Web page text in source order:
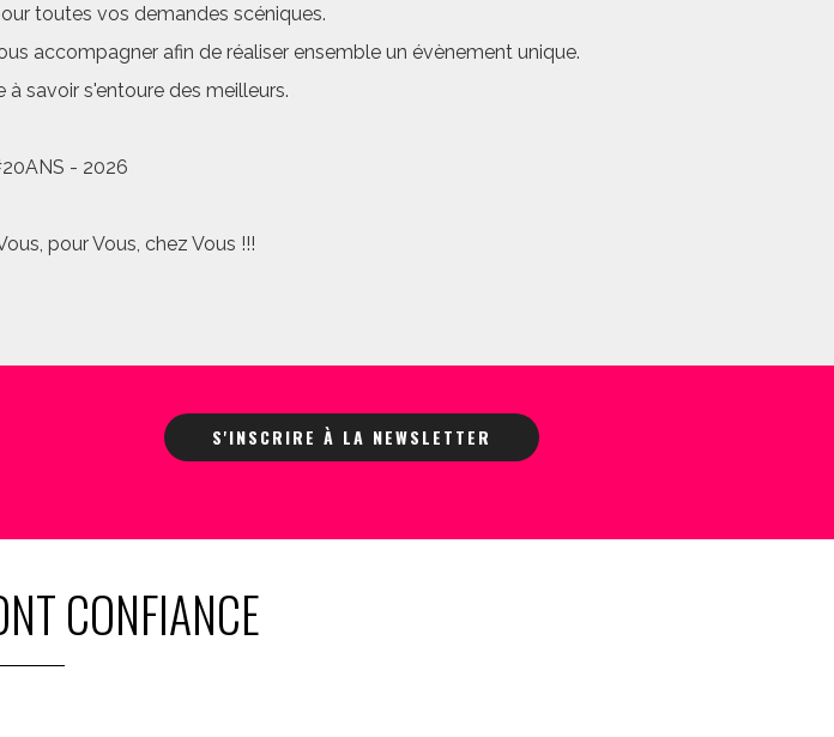
toutes vos demandes scéniques.
accompagner afin de réaliser ensemble un évènement unique.
à savoir s'entoure des meilleurs.
- 2026
pour Vous, chez Vous !!!
S'INSCRIRE À LA NEWSLETTER
CONFIANCE